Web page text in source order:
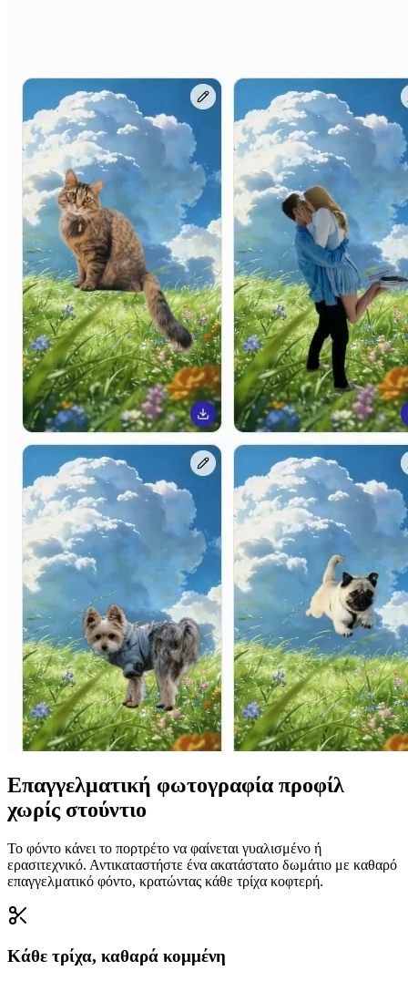
Επαγγελματική φωτογραφία προφίλ
χωρίς στούντιο
Το φόντο κάνει το πορτρέτο να φαίνεται γυαλισμένο ή
ερασιτεχνικό. Αντικαταστήστε ένα ακατάστατο δωμάτιο με καθαρό
επαγγελματικό φόντο, κρατώντας κάθε τρίχα κοφτερή.
Κάθε τρίχα, καθαρά κομμένη